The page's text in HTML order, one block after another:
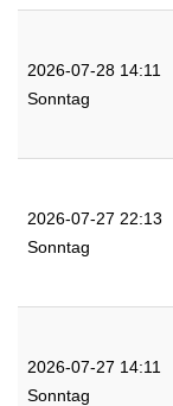
2026-07-28 14:11
Sonntag
2026-07-27 22:13
Sonntag
2026-07-27 14:11
Sonntag